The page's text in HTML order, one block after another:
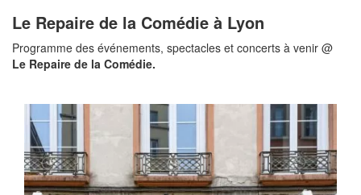
Le Repaire de la Comédie à Lyon
Programme des événements, spectacles et concerts à venir @
Le Repaire de la Comédie.